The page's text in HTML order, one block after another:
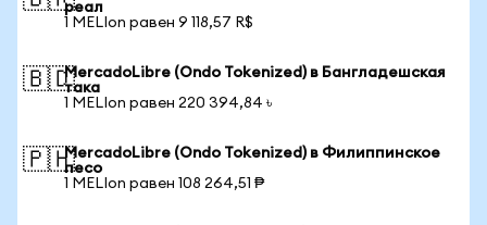
реал
1 MELIon равен 9 118,57 R$
🇧🇩MercadoLibre (Ondo Tokenized) в Бангладешская
така
1 MELIon равен 220 394,84 ৳
🇵🇭MercadoLibre (Ondo Tokenized) в Филиппинское
песо
1 MELIon равен 108 264,51 ₱